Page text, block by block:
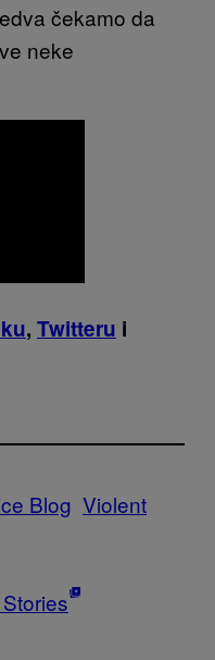
čekamo da
neke
, Twitteru i
Blog Violent